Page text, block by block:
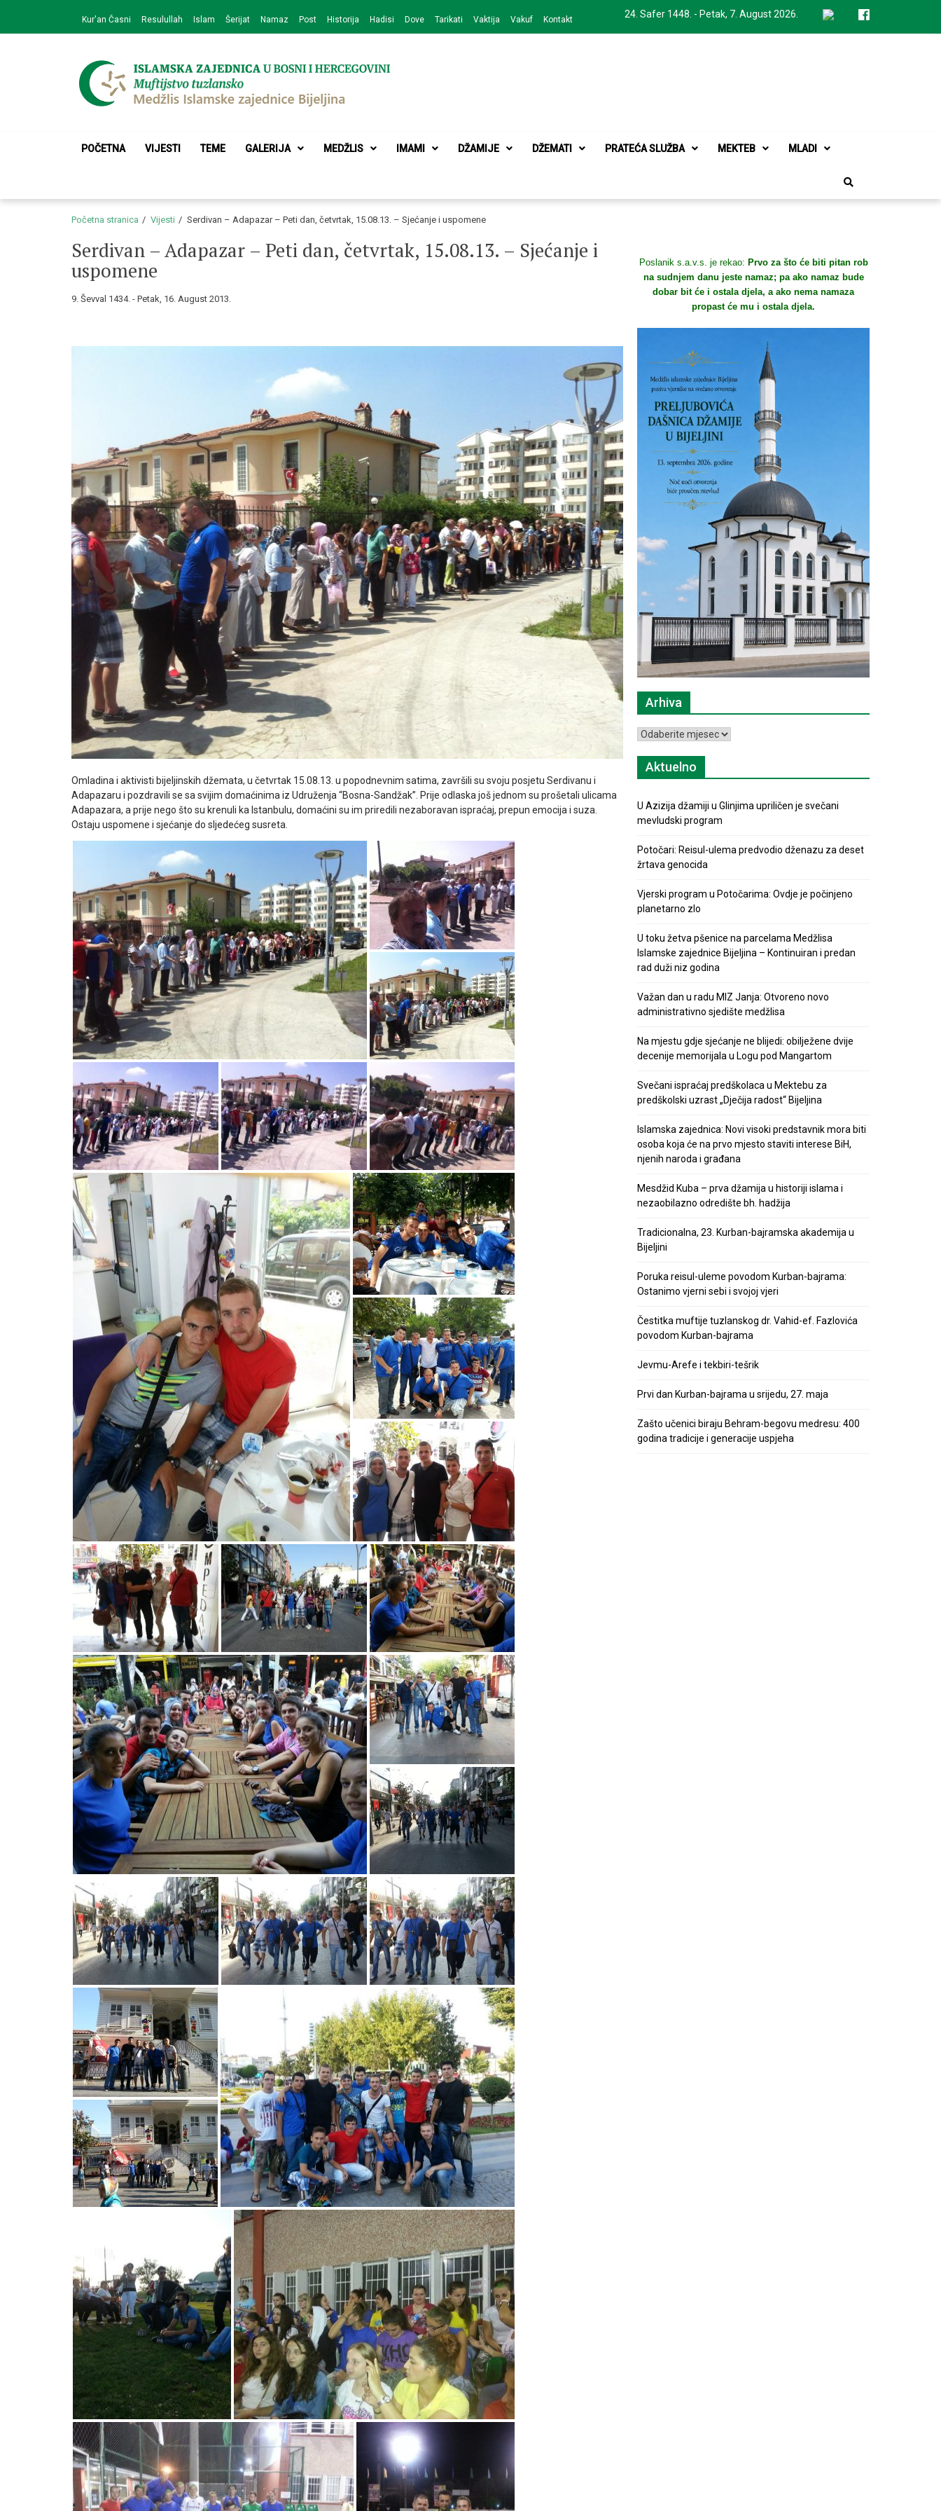
navigation
content
24. Safer 1448. - Petak, 7. August 2026.
Kur'an Časni Resulullah Islam Šerijat Namaz Post Historija Hadisi Dove Tarikati Vaktija Vakuf Kontakt
Medžlis Islamske zajednice Bijeljina
POČETNA VIJESTI TEME GALERIJA MEDŽLIS IMAMI DŽAMIJE DŽEMATI PRATEĆA SLUŽBA MEKTEB MLADI
Početna stranica Vijesti Serdivan – Adapazar – Peti dan, četvrtak, 15.08.13. – Sjećanje i uspomene
Serdivan – Adapazar – Peti dan, četvrtak, 15.08.13. – Sjećanje i
uspomene
9. Ševval 1434. - Petak, 16. August 2013.
Omladina i aktivisti bijeljinskih džemata, u četvrtak 15.08.13. u popodnevnim satima, završili su svoju posjetu Serdivanu i
Adapazaru i pozdravili se sa svijim domaćinima iz Udruženja “Bosna-Sandžak”. Prije odlaska još jednom su prošetali ulicama
Adapazara, a prije nego što su krenuli ka Istanbulu, domaćini su im priredili nezaboravan ispraćaj, prepun emocija i suza.
Ostaju uspomene i sjećanje do sljedećeg susreta.
Poslanik s.a.v.s. je rekao: Prvo za što će biti pitan rob
na sudnjem danu jeste namaz; pa ako namaz bude
dobar bit će i ostala djela, a ako nema namaza
propast će mu i ostala djela.
Arhiva
Arhiva
Aktuelno
U Azizija džamiji u Glinjima upriličen je svečani
mevludski program
Potočari: Reisul-ulema predvodio dženazu za deset
žrtava genocida
Vjerski program u Potočarima: Ovdje je počinjeno
planetarno zlo
U toku žetva pšenice na parcelama Medžlisa
Islamske zajednice Bijeljina – Kontinuiran i predan
rad duži niz godina
Važan dan u radu MIZ Janja: Otvoreno novo
administrativno sjedište medžlisa
Na mjestu gdje sjećanje ne blijedi: obilježene dvije
decenije memorijala u Logu pod Mangartom
Svečani ispraćaj predškolaca u Mektebu za
predškolski uzrast „Dječija radost“ Bijeljina
Islamska zajednica: Novi visoki predstavnik mora biti
osoba koja će na prvo mjesto staviti interese BiH,
njenih naroda i građana
Mesdžid Kuba – prva džamija u historiji islama i
nezaobilazno odredište bh. hadžija
Tradicionalna, 23. Kurban-bajramska akademija u
Bijeljini
Poruka reisul-uleme povodom Kurban-bajrama:
Ostanimo vjerni sebi i svojoj vjeri
Čestitka muftije tuzlanskog dr. Vahid-ef. Fazlovića
povodom Kurban-bajrama
Jevmu-Arefe i tekbiri-tešrik
Prvi dan Kurban-bajrama u srijedu, 27. maja
Zašto učenici biraju Behram-begovu medresu: 400
godina tradicije i generacije uspjeha